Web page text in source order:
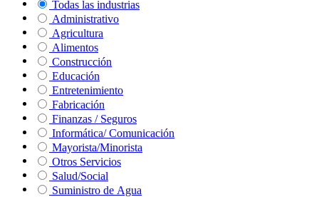
Todas las industrias
Administrativo
Agricultura
Alimentos
Construcción
Educación
Entretenimiento
Fabricación
Finanzas / Seguros
Informática/ Comunicación
Mayorista/Minorista
Otros Servicios
Salud/Social
Suministro de Agua